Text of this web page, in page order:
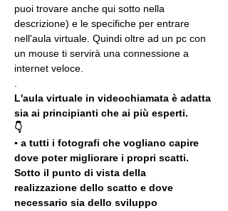
puoi trovare anche qui sotto nella
descrizione) e le specifiche per entrare
nell'aula virtuale. Quindi oltre ad un pc con
un mouse ti servirà una connessione a
internet veloce.
L'aula virtuale in videochiamata è adatta
sia ai principianti che ai più esperti.
👇
▪️ a tutti i fotografi che vogliano capire
dove poter migliorare i propri scatti.
Sotto il punto di vista della
realizzazione dello scatto e dove
necessario sia dello sviluppo